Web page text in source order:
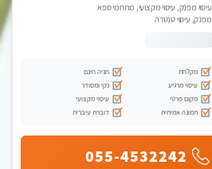
עיסוי מפנק, עיסוי מקצועי, מתחמי ספא
מפנק, עיסוי טנטרה
מקלחת
חניה חינם
עיסוי מרגיע
נקי ומסודר
מקום פרטי
עיסוי מקצועי
תמונה אמיתית
דוברת עיברית
055-4532242